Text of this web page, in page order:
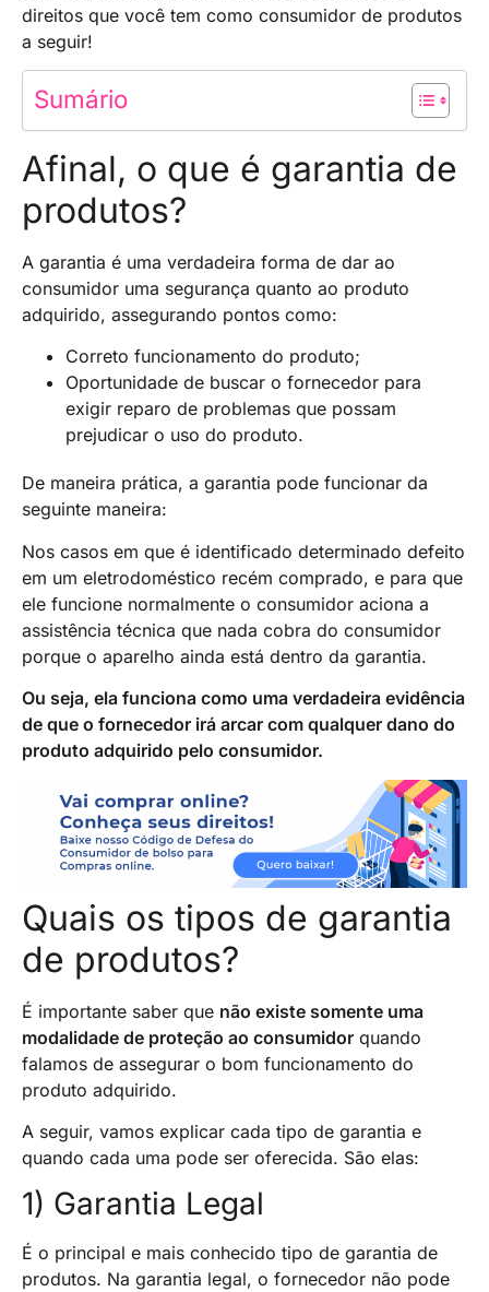
direitos que você tem como consumidor de produtos
a seguir!
Sumário
Afinal, o que é garantia de
produtos?
A garantia é uma verdadeira forma de dar ao
consumidor uma segurança quanto ao produto
adquirido, assegurando pontos como:
Correto funcionamento do produto;
Oportunidade de buscar o fornecedor para
exigir reparo de problemas que possam
prejudicar o uso do produto.
De maneira prática, a garantia pode funcionar da
seguinte maneira:
Nos casos em que é identificado determinado defeito
em um eletrodoméstico recém comprado, e para que
ele funcione normalmente o consumidor aciona a
assistência técnica que nada cobra do consumidor
porque o aparelho ainda está dentro da garantia.
Ou seja, ela funciona como uma verdadeira evidência
de que o fornecedor irá arcar com qualquer dano do
produto adquirido pelo consumidor.
Quais os tipos de garantia
de produtos?
É importante saber que não existe somente uma
modalidade de proteção ao consumidor quando
falamos de assegurar o bom funcionamento do
produto adquirido.
A seguir, vamos explicar cada tipo de garantia e
quando cada uma pode ser oferecida. São elas:
1) Garantia Legal
É o principal e mais conhecido tipo de garantia de
produtos. Na garantia legal, o fornecedor não pode